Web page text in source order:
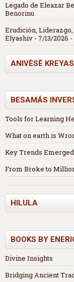
Legado de Eleazar
Benorinu
Erudición,
Elyashiv - 7/13/2026
ANIVÈSÈ
BESAMÁS
Tools for Learning
What on earth is
Key Trends
From Broke to
HILULA
BOOKS BY
Divine Insights
Bridging Ancient